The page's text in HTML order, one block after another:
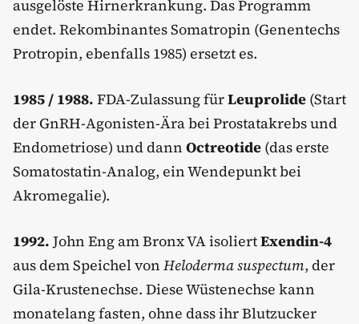
ausgelöste Hirnerkrankung. Das Programm
endet. Rekombinantes Somatropin (Genentechs
Protropin, ebenfalls 1985) ersetzt es.
1985 / 1988. FDA-Zulassung fürLeuprolide (Start
der GnRH-Agonisten-Ära bei Prostatakrebs und
Endometriose) und dann Octreotide (das erste
Somatostatin-Analog, ein Wendepunkt bei
Akromegalie).
1992. John Eng am Bronx VA isoliertExendin-4
aus dem Speichel von Heloderma suspectum, der
Gila-Krustenechse. Diese Wüstenechse kann
monatelang fasten, ohne dass ihr Blutzucker